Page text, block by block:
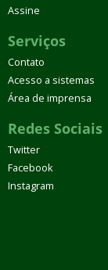
Assine
Serviços
Contato
Acesso a sistemas
Área de imprensa
Redes Sociais
Twitter
Facebook
Instagram